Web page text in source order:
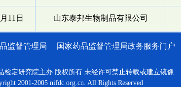
11日 山东泰邦生物制品有限公司
监督管理局 国家药品监督管理局政务服务门户
检定研究院主办 版权所有 未经许可禁止转载或建立镜像
2001-2005 nifdc.org.cn. All Rights Reserved